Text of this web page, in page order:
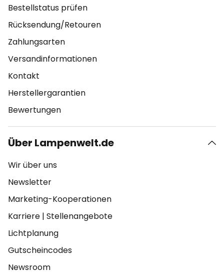
Bestellstatus prüfen
Rücksendung/Retouren
Zahlungsarten
Versandinformationen
Kontakt
Herstellergarantien
Bewertungen
Über Lampenwelt.de
Wir über uns
Newsletter
Marketing-Kooperationen
Karriere | Stellenangebote
Lichtplanung
Gutscheincodes
Newsroom